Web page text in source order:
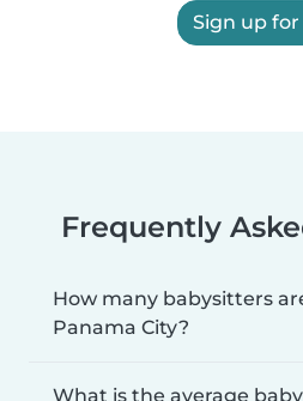
Sign up
Frequently
How many babysitters
Panama City?
What is the average